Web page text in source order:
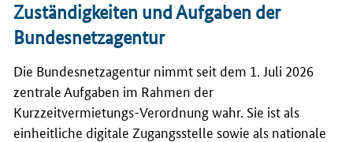
Zuständigkeiten und Aufgaben der
Bundesnetzagentur
Die Bundesnetzagentur nimmt seit dem 1. Juli 2026
zentrale Aufgaben im Rahmen der
Kurzzeitvermietungs-Verordnung wahr. Sie ist als
einheitliche digitale Zugangsstelle sowie als nationale